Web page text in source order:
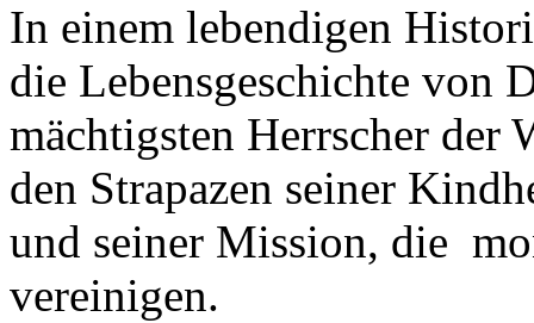
In einem lebendigen
die Lebensgeschichte von
mächtigsten Herrscher der
den Strapazen seiner
und seiner Mission, die
vereinigen.